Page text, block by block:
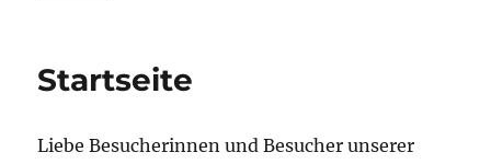
Startseite
Liebe Besucherinnen und Besucher unserer